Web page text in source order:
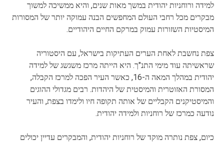
למידה ורוחניות יהודית במשך מאות שנים, והיא ממשיכה למשוך
מבקרים מכל רחבי העולם המחפשים הבנה עמוקה יותר של המסורות
המיסטיות השזורות עמוק במרקם החיים היהודיים.
צפת נחשבת לאחת הערים העתיקות בישראל, עם היסטוריה
שראשיתה עוד מימי התנ"ך. היא הייתה מרכז משגשג של למידה
יהודית במהלך המאה ה-16, כאשר העיר הפכה למרכז הקבלה,
המסורת האזוטרית והמיסטית של היהדות. רבים מגדולי ההוגים
והמיסטיקנים הקבליים של אותה תקופה חיו ולימדו בצפת, והעיר
נודעה כמרכז של רוחניות ולמידה יהודית.
כיום, צפת נותרה מוקד של רוחניות יהודית, והמבקרים עדיין יכולים